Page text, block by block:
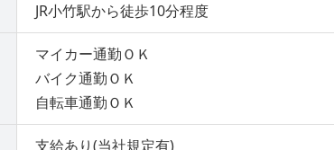
JR小竹駅から徒歩10分程度
マイカー通勤ＯＫ
バイク通勤ＯＫ
自転車通勤ＯＫ
支給あり(当社規定有)